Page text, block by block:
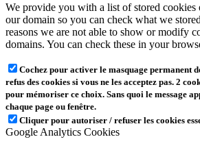
We provide you with a list of stored cookies
our domain so you can check what we
reasons we are not able to show or modify
domains. You can check these in your
Cochez pour activer le masquage permanent
refus des cookies si vous ne les acceptez pas. 2
pour mémoriser ce choix. Sans quoi le message
chaque page ou fenêtre.
Cliquer pour autoriser / refuser les cookies
Google Analytics Cookies